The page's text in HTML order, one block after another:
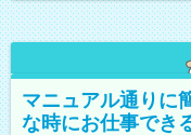
マニュアル通りに
な時にお仕事でき